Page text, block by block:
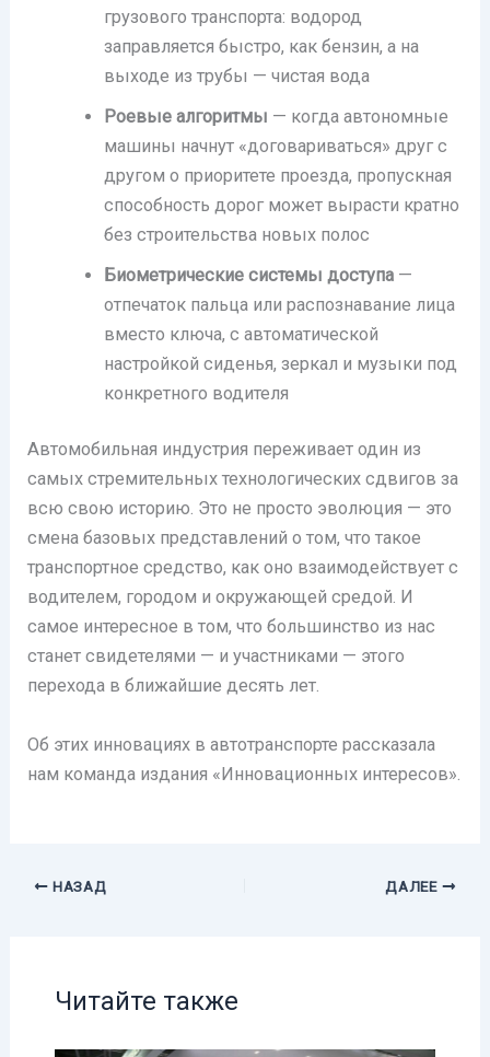
грузового транспорта: водород
заправляется быстро, как бензин, а на
выходе из трубы — чистая вода
Роевые алгоритмы — когда автономные
машины начнут «договариваться» друг с
другом о приоритете проезда, пропускная
способность дорог может вырасти кратно
без строительства новых полос
Биометрические системы доступа—
отпечаток пальца или распознавание лица
вместо ключа, с автоматической
настройкой сиденья, зеркал и музыки под
конкретного водителя
Автомобильная индустрия переживает один из
самых стремительных технологических сдвигов за
всю свою историю. Это не просто эволюция — это
смена базовых представлений о том, что такое
транспортное средство, как оно взаимодействует с
водителем, городом и окружающей средой. И
самое интересное в том, что большинство из нас
станет свидетелями — и участниками — этого
перехода в ближайшие десять лет.
Об этих инновациях в автотранспорте рассказала
нам команда издания «Инновационных интересов».
НАЗАД ДАЛЕЕ
Читайте также